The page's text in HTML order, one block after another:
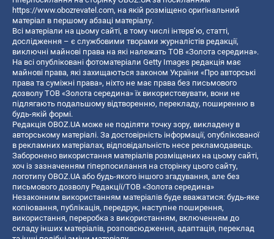
https://www.obozrevatel.com, на якій розміщено оригінальний
матеріал в першому абзаці матеріалу.
Всі матеріали на цьому сайті, в тому числі інтерв’ю, статті,
дослідження – є службовими творами журналістів редакції,
виключні майнові права на які належать ТОВ «Золота середина».
На всі опубліковані фотоматеріали Getty Images редакція має
майнові права, які захищаються законом України «Про авторські
права та суміжні права», ніхто не має права без письмового
дозволу ТОВ «Золота середина» їх використовувати, вони не
підлягають подальшому відтворенню, перекладу, поширенню в
будь-якій формі.
Редакція OBOZ.UA може не поділяти точку зору, викладену в
авторському матеріалі. За достовірність інформації, опублікованої
в рекламних матеріалах, відповідальність несе рекламодавець.
Заборонено використання матеріалів розміщених на цьому сайті,
хоч із зазначенням гіперпосилання на сторінку цього сайту,
логотипу OBOZ.UA або будь-якого іншого згадування, але без
письмового дозволу Редакції/ТОВ «Золота середина»
Незаконним використанням матеріалів буде вважатися: будь-яке
копiювання, публiкацiя, передрук, наступне поширення,
використання, переробка з використанням, включенням до
складу інших матеріалів, розповсюдження, адаптація, переклад